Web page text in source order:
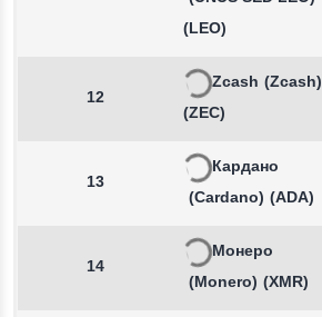
(LEO)
12
Zcash (Zcash)
(ZEC)
13
Кардано
(Cardano) (ADA)
14
Монеро
(Monero) (XMR)